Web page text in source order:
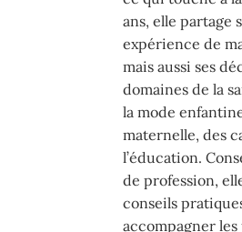
ans, elle partage
expérience de
mais aussi ses
domaines de la
la mode
maternelle, des
l’éducation.
de profession,
conseils
accompagner